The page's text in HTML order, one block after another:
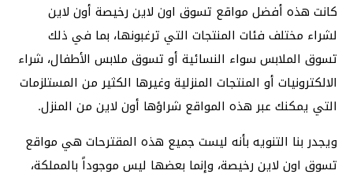
كانت هذه أفضل مواقع تسوق اون لاين رخيصة أون لاين
لشراء مختلف فئات المنتجات التي ترغبونها، بما في ذلك
تسوق الملابس سواء النسائية أو تسوق ملابس الأطفال، شراء
الالكترونيات أو المنتجات المنزلية وغيرها الكثير من المستلزمات
التي يمكنك عبر هذه المواقع شراؤها أون لاين من المنزل.
ويجدر بنا التنويه بأنه ليست جميع هذه المقترحات هي مواقع
تسوق اون لاين رخيصة، وإنما بعضها ليس موجوداً بالمملكة،